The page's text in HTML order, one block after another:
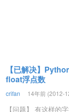
【已解决】
float浮点数
crifan 14年前 (2012-
【问题】 有这样的